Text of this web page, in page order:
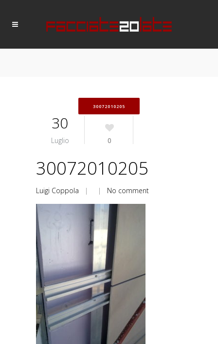
30072010205
30
Luglio 0
30072010205
Luigi Coppola | | No comment